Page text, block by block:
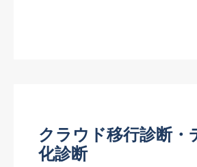
クラウド移行診断・
化診断